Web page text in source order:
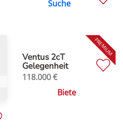
Suche
Ventus 2cT
Gelegenheit
118.000€
Biete